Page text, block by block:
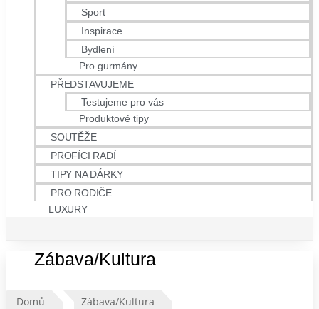
Sport
Inspirace
Bydlení
Pro gurmány
PŘEDSTAVUJEME
Testujeme pro vás
Produktové tipy
SOUTĚŽE
PROFÍCI RADÍ
TIPY NA DÁRKY
PRO RODIČE
LUXURY
Zábava/Kultura
Domů Zábava/Kultura